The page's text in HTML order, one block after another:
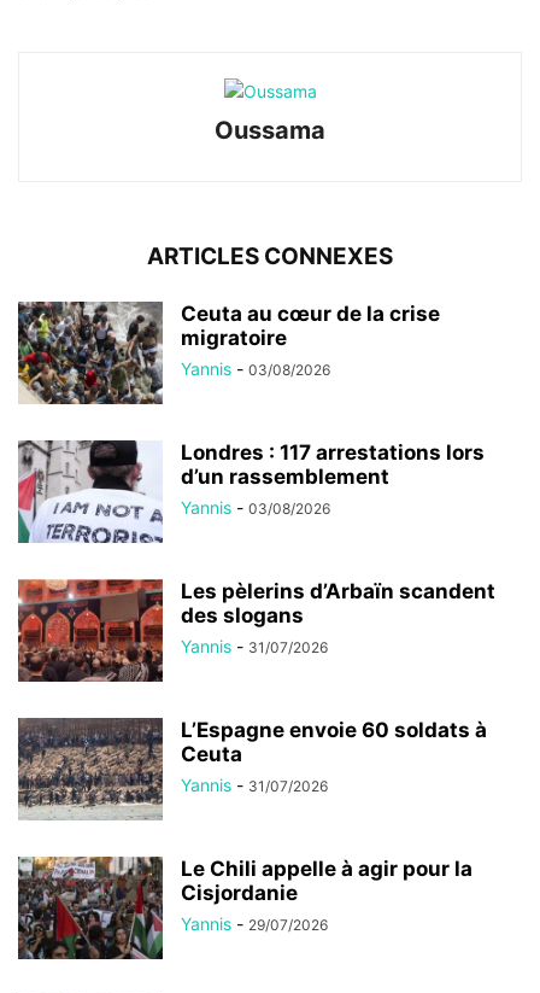
Oussama
ARTICLES CONNEXES
Ceuta au cœur de la crise
migratoire
Yannis - 03/08/2026
Londres : 117 arrestations lors
d’un rassemblement
Yannis - 03/08/2026
Les pèlerins d’Arbaïn scandent
des slogans
Yannis - 31/07/2026
L’Espagne envoie 60 soldats à
Ceuta
Yannis - 31/07/2026
Le Chili appelle à agir pour la
Cisjordanie
Yannis - 29/07/2026